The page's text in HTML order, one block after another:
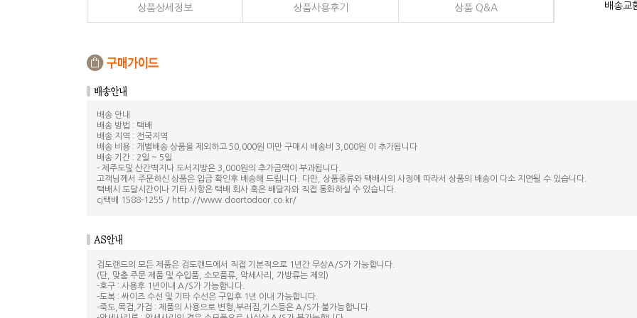
상품상세정보 상품사용후기 상품 Q&A 배송교
배송 안내
배송 방법 : 택배
배송 지역 : 전국지역
배송 비용 : 개별배송 상품을 제외하고 50,000원 미만 구매시 배송비 3,000원 이 추가됩니다
배송 기간 : 2일 ~ 5일
- 제주도및 산간벽지나 도서지방은 3,000원의 추가금액이 부과됩니다.
고객님께서 주문하신 상품은 입금 확인후 배송해 드립니다. 다만, 상품종류와 택배사의 사정에 따라서 상품의 배송이 다소 지연될 수 있습니다.
택배시 도달시간이나 기타 사항은 택배 회사 혹은 배달자와 직접 통화하실 수 있습니다.
cj택배 1588-1255 / http://www.doortodoor.co.kr/
검도랜드의 모든 제품은 검도랜드에서 직접 기본적으로 1년간 무상A/S가 가능합니다.
(단, 맞춤 주문 제품 및 수입품, 소모품류, 악세사리, 가방류는 제외)
-호구 : 사용후 1년이내 A/S가 가능합니다.
-도복 : 싸이즈 수선 및 기타 수선은 구입후 1년 이내 가능합니다.
-죽도,목검,가검 : 제품의 사용으로 변형,부러짐,기스등은 A/S가 불가능합니다.